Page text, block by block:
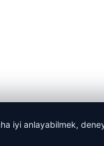
iyi anlayabilmek,